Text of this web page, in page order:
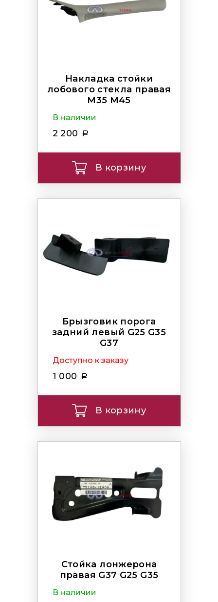
Накладка стойки
лобового стекла правая
M35 M45
В наличии
2 200
В корзину
Брызговик порога
задний левый G25 G35
G37
Доступно к заказу
1 000
В корзину
Стойка лонжерона
правая G37 G25 G35
В наличии